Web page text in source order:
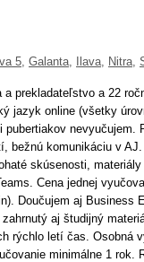
5, Galanta, Ilava, Nitra,
a prekladateľstvo a 22
jazyk online (všetky
pubertiakov nevyučujem.
bežnú komunikáciu v
skúsenosti,
Cena jednej
Doučujem aj Business
aj študijný
rýchlo letí čas. Osobná
minimálne 1 rok.